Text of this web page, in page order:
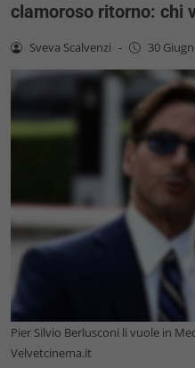
clamoroso ritorno: chi
Sveva Scalvenzi - 30
Pier Silvio Berlusconi li vuole in
Velvetcinema.it